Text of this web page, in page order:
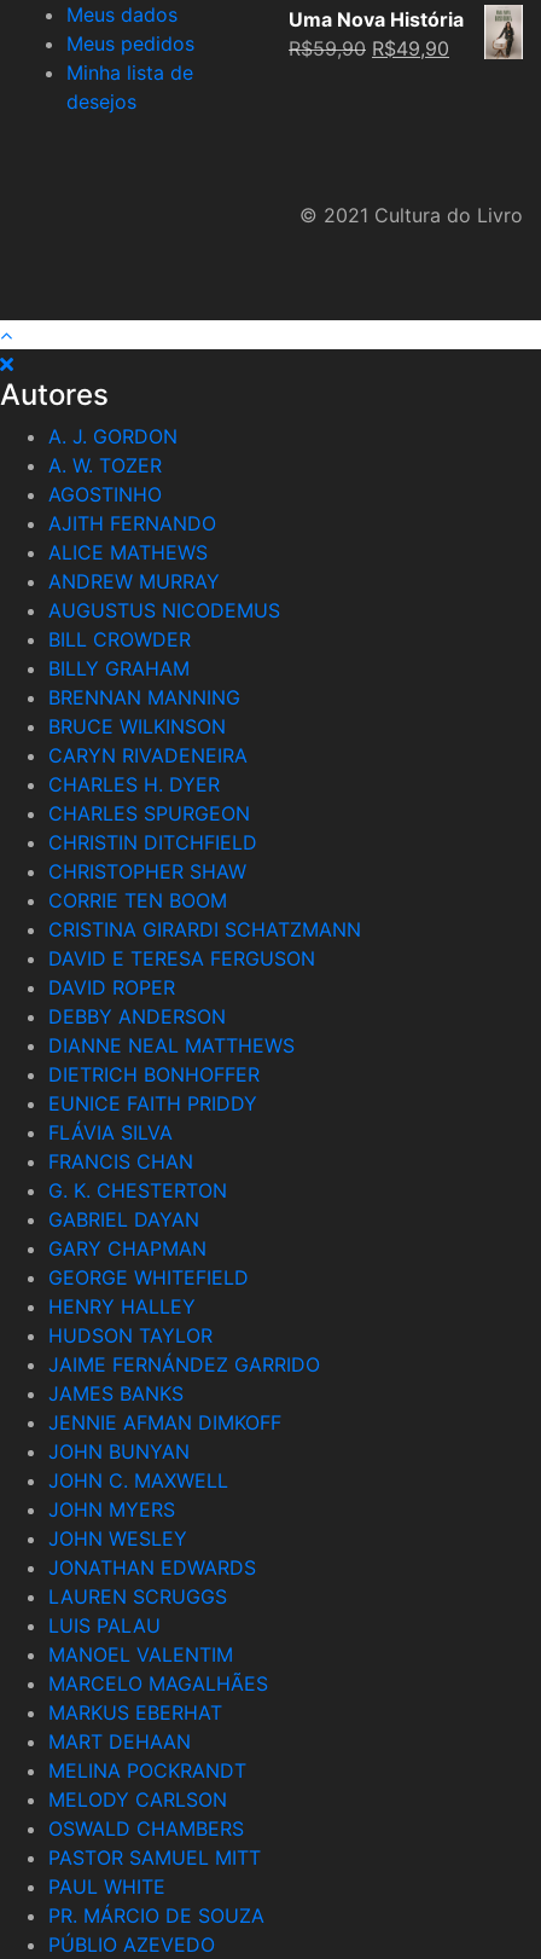
Meus dados
Meus pedidos
Minha lista de
desejos
Uma Nova História
R$59,90 Original
R$49,90 Current
© 2021 Cultura do Livro
Autores
A. J. GORDON
A. W. TOZER
AGOSTINHO
AJITH FERNANDO
ALICE MATHEWS
ANDREW MURRAY
AUGUSTUS NICODEMUS
BILL CROWDER
BILLY GRAHAM
BRENNAN MANNING
BRUCE WILKINSON
CARYN RIVADENEIRA
CHARLES H. DYER
CHARLES SPURGEON
CHRISTIN DITCHFIELD
CHRISTOPHER SHAW
CORRIE TEN BOOM
CRISTINA GIRARDI SCHATZMANN
DAVID E TERESA FERGUSON
DAVID ROPER
DEBBY ANDERSON
DIANNE NEAL MATTHEWS
DIETRICH BONHOFFER
EUNICE FAITH PRIDDY
FLÁVIA SILVA
FRANCIS CHAN
G. K. CHESTERTON
GABRIEL DAYAN
GARY CHAPMAN
GEORGE WHITEFIELD
HENRY HALLEY
HUDSON TAYLOR
JAIME FERNÁNDEZ GARRIDO
JAMES BANKS
JENNIE AFMAN DIMKOFF
JOHN BUNYAN
JOHN C. MAXWELL
JOHN MYERS
JOHN WESLEY
JONATHAN EDWARDS
LAUREN SCRUGGS
LUIS PALAU
MANOEL VALENTIM
MARCELO MAGALHÃES
MARKUS EBERHAT
MART DEHAAN
MELINA POCKRANDT
MELODY CARLSON
OSWALD CHAMBERS
PASTOR SAMUEL MITT
PAUL WHITE
PR. MÁRCIO DE SOUZA
PÚBLIO AZEVEDO